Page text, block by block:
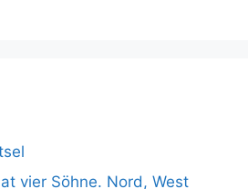
vier Söhne. Nord, West